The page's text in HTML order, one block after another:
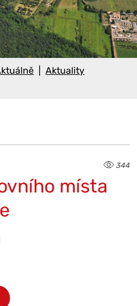
Aktuality
344
místa